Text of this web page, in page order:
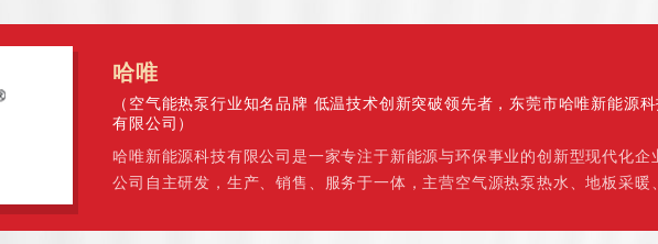
哈唯
（空气能热泵行业知名品牌 低温技术创新突破领先者，东莞市哈唯新能源
有限公司）
哈唯新能源科技有限公司是一家专注于新能源与环保事业的创新型现代化企
公司自主研发，生产、销售、服务于一体，主营空气源热泵热水、地板采暖